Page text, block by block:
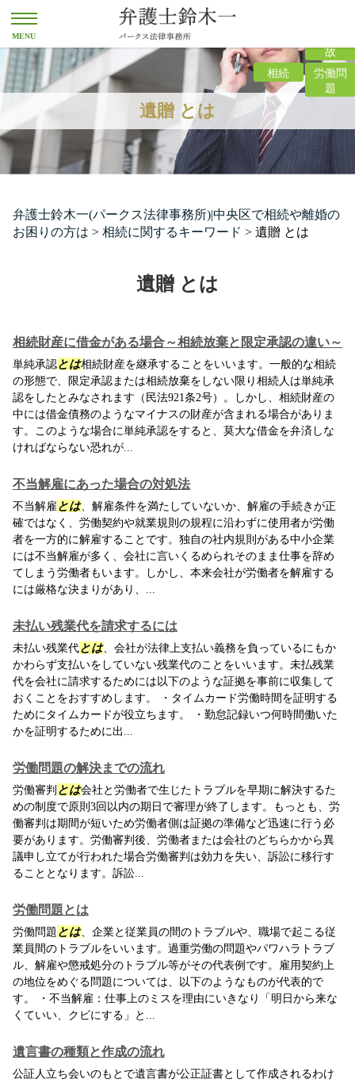
遺贈 とは
故
相続
労働問
題
弁護士鈴木一(パークス法律事務所)|中央区で相続や離婚の
お困りの方は > 相続に関するキーワード > 遺贈 とは
遺贈 とは
相続財産に借金がある場合～相続放棄と限定承認の違い～
単純承認とは相続財産を継承することをいいます。一般的な相続
の形態で、限定承認または相続放棄をしない限り相続人は単純承
認をしたとみなされます（民法921条2号）。しかし、相続財産の
中には借金債務のようなマイナスの財産が含まれる場合がありま
す。このような場合に単純承認をすると、莫大な借金を弁済しな
ければならない恐れが...
不当解雇にあった場合の対処法
不当解雇とは、解雇条件を満たしていないか、解雇の手続きが正
確ではなく、労働契約や就業規則の規程に沿わずに使用者が労働
者を一方的に解雇することです。独自の社内規則がある中小企業
には不当解雇が多く、会社に言いくるめられそのまま仕事を辞め
てしまう労働者もいます。しかし、本来会社が労働者を解雇する
には厳格な決まりがあり、...
未払い残業代を請求するには
未払い残業代とは、会社が法律上支払い義務を負っているにもか
かわらず支払いをしていない残業代のことをいいます。未払残業
代を会社に請求するためには以下のような証拠を事前に収集して
おくことをおすすめします。 ・タイムカード労働時間を証明する
ためにタイムカードが役立ちます。 ・勤怠記録いつ何時間働いた
かを証明するために出...
労働問題の解決までの流れ
労働審判 とは会社と労働者で生じたトラブルを早期に解決するた
めの制度で原則3回以内の期日で審理が終了します。もっとも、労
働審判は期間が短いため労働者側は証拠の準備など迅速に行う必
要があります。労働審判後、労働者または会社のどちらかから異
議申し立てが行われた場合労働審判は効力を失い、訴訟に移行す
ることとなります。訴訟...
労働問題とは
労働問題とは、企業と従業員の間のトラブルや、職場で起こる従
業員間のトラブルをいいます。過重労働の問題やパワハラトラブ
ル、解雇や懲戒処分のトラブル等がその代表例です。雇用契約上
の地位をめぐる問題については、以下のようなものが代表的で
す。 ・不当解雇：仕事上のミスを理由にいきなり「明日から来な
くていい、クビにする」と...
遺言書の種類と作成の流れ
公証人立ち会いのもとで遺言書が公正証書として作成されるわけ